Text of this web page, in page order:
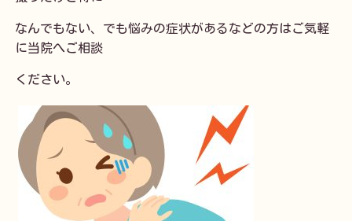
なんでもない、でも悩みの症状があるなどの方はご気軽
に当院へご相談
ください。